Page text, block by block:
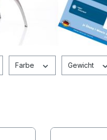
Farbe Gewicht